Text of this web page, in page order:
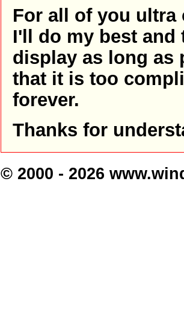
For all of you ultra
I'll do my best and
display as long as
that it is too
forever.
Thanks for
© 2000 - 2026